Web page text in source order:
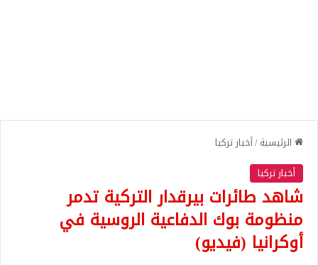
الرئيسية/أخبار تركيا
أخبار تركيا
شاهد طائرات بيرقدار التركية تدمر
منظومة بوك الدفاعية الروسية في
أوكرانيا (فيديو)